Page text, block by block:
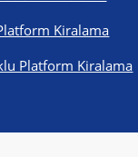
Kiralama
Platform Kiralama